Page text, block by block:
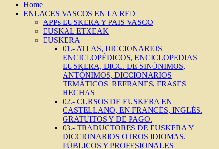
Home
ENLACES VASCOS EN LA RED
APPs EUSKERA Y PAIS VASCO
EUSKAL ETXEAK
EUSKERA
01.- ATLAS, DICCIONARIOS
ENCICLOPÉDICOS, ENCICLOPEDIAS
EUSKERA, DICC. DE SINÓNIMOS,
ANTÓNIMOS, DICCIONARIOS
TEMÁTICOS, REFRANES, FRASES
HECHAS
02.- CURSOS DE EUSKERA EN
CASTELLANO, EN FRANCÉS, INGLÉS.
GRATUITOS Y DE PAGO.
03.- TRADUCTORES DE EUSKERA Y
DICCIONARIOS OTROS IDIOMAS.
PÚBLICOS Y PROFESIONALES